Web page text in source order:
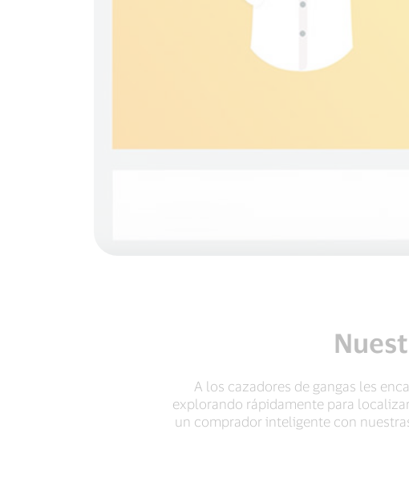
A los cazadores de gangas les
explorando rápidamente para
un comprador inteligente con